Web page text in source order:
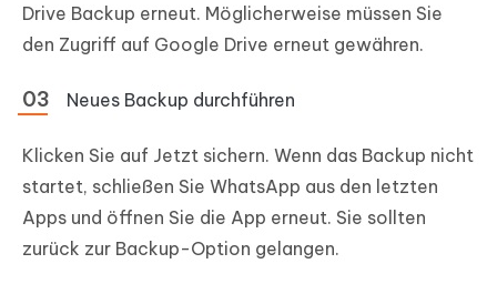
Drive Backup erneut. Möglicherweise müssen Sie
den Zugriff auf Google Drive erneut gewähren.
Neues Backup durchführen
Klicken Sie auf Jetzt sichern. Wenn das Backup nicht
startet, schließen Sie WhatsApp aus den letzten
Apps und öffnen Sie die App erneut. Sie sollten
zurück zur Backup-Option gelangen.